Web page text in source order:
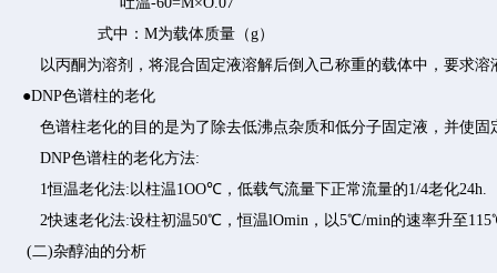
式中：M为载体质量（g）
以丙酮为溶剂，将混合固定液溶解后倒入己称重的载体中，要求
●DNP色谱柱的老化
色谱柱老化的目的是为了除去低沸点杂质和低分子固定液，并使
DNP色谱柱的老化方法:
1恒温老化法:以柱温1OO℃，低载气流量下正常流量的1/4老化24h.
2快速老化法:设柱初温50℃，恒温lOmin，以5℃/min的速率升至
(二)杂醇油的分析